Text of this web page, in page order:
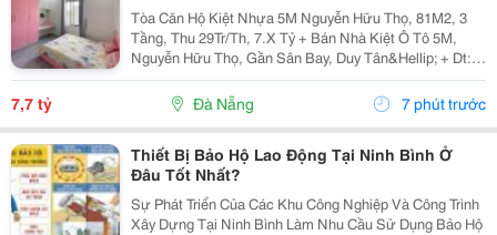
Tòa Căn Hộ Kiệt Nhựa 5M Nguyễn Hữu Thọ, 81M2, 3
Tầng, Thu 29Tr/Th, 7.X Tỷ + Bán Nhà Kiệt Ô Tô 5M,
Nguyễn Hữu Thọ, Gần Sân Bay, Duy Tân&Hellip; + Dt:
81M2, Ngang 8M, 3 Tầng Đúc Kiên Cố Sạch Đẹp, 8 Căn
Hộ Có Gác, Full Nội Thất Cao Cấp. Đang Cho Thuê...
7,7 tỷ Đà Nẵng 7 phút trước
Thiết Bị Bảo Hộ Lao Động Tại Ninh Bình Ở
Đâu Tốt Nhất?
Sự Phát Triển Của Các Khu Công Nghiệp Và Công Trình
Xây Dựng Tại Ninh Bình Làm Nhu Cầu Sử Dụng Bảo Hộ